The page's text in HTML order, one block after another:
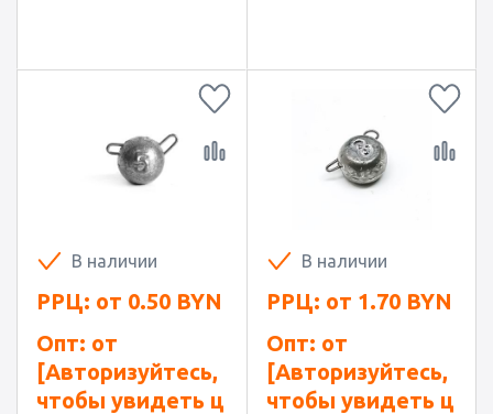
В наличии
РРЦ: от 0.50 BYN
Опт: от
[Авторизуйтесь,
чтобы увидеть ц
В наличии
РРЦ: от 1.70 BYN
Опт: от
[Авторизуйтесь,
чтобы увидеть ц